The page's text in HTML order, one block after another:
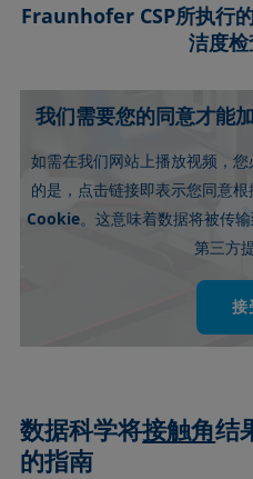
Fraunhofer CSP所执行
洁度
我们需要您的同意才能
如需在我们网站上播放视频，
的是，点击链接即表示您同意根
Cookie。这意味着数据将被传
第三方
接
数据科学将接触角结
的指南